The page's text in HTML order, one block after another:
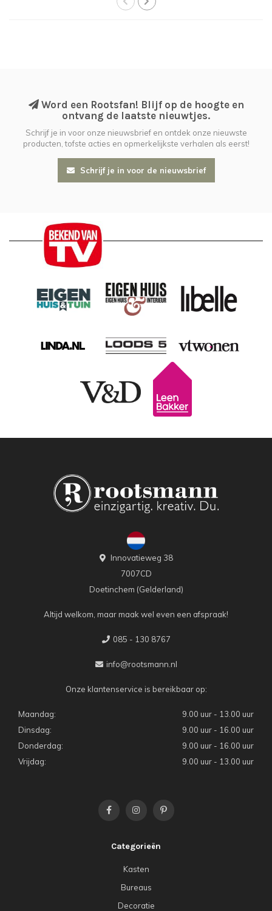
Word een Rootsfan! Blijf op de hoogte en
ontvang de laatste nieuwtjes.
Schrijf je in voor onze nieuwsbrief en ontdek onze nieuwste
producten, tofste acties en opmerkelijkste verhalen als eerst!
Schrijf je in voor de nieuwsbrief
Innovatieweg 38
7007CD
Doetinchem (Gelderland)
Altijd welkom, maar maak wel even een afspraak!
085 - 130 8767
info@rootsmann.nl
Onze klantenservice is bereikbaar op:
Maandag:
9.00 uur - 13.00 uur
Dinsdag:
9.00 uur - 16.00 uur
Donderdag:
9.00 uur - 16.00 uur
Vrijdag:
9.00 uur - 13.00 uur
Categorieën
Kasten
Bureaus
Decoratie